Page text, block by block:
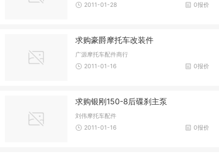
0报价
2011-01-28
求购豪爵摩托车改装件
广源摩托车配件商行
0报价
2011-01-16
求购银刚150-8后碟刹主泵
刘伟摩托车配件
0报价
2011-01-16